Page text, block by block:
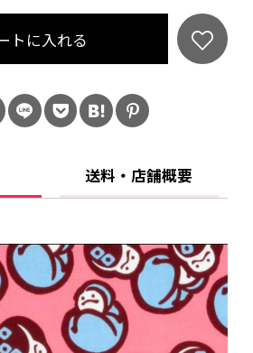
トに入れる
送料・店舗概要